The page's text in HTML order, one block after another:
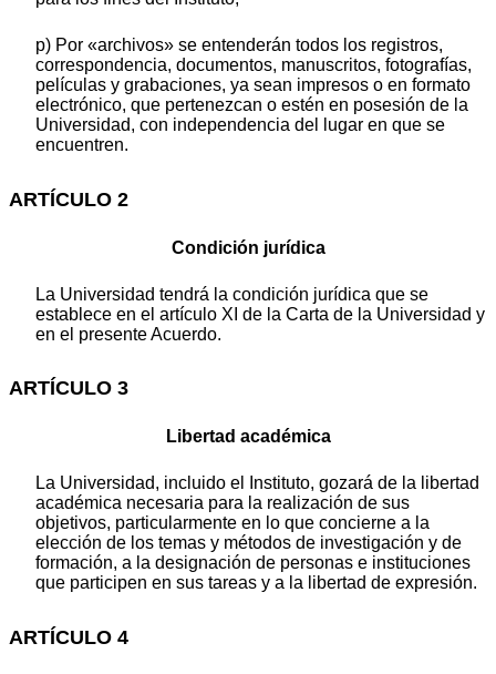
p) Por «archivos» se entenderán todos los registros,
correspondencia, documentos, manuscritos, fotografías,
películas y grabaciones, ya sean impresos o en formato
electrónico, que pertenezcan o estén en posesión de la
Universidad, con independencia del lugar en que se
encuentren.
ARTÍCULO 2
Condición jurídica
La Universidad tendrá la condición jurídica que se
establece en el artículo XI de la Carta de la Universidad y
en el presente Acuerdo.
ARTÍCULO 3
Libertad académica
La Universidad, incluido el Instituto, gozará de la libertad
académica necesaria para la realización de sus
objetivos, particularmente en lo que concierne a la
elección de los temas y métodos de investigación y de
formación, a la designación de personas e instituciones
que participen en sus tareas y a la libertad de expresión.
ARTÍCULO 4